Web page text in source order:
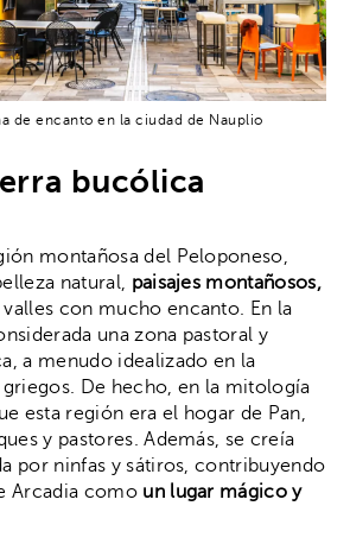
de encanto en la ciudad de Nauplio
bucólica
montañosa del Peloponeso,
natural, paisajes montañosos,
valles con mucho encanto. En la
una zona pastoral y
a menudo idealizado en la
De hecho, en la mitología
esta región era el hogar de Pan,
y pastores. Además, se creía
por ninfas y sátiros, contribuyendo
Arcadia como un lugar mágico y